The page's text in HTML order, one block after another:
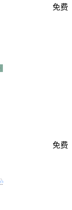
免费
免费